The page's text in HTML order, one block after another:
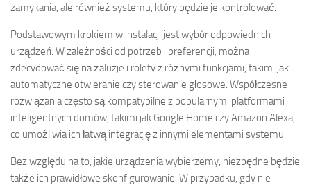
zamykania, ale również systemu, który będzie je kontrolować.
Podstawowym krokiem w instalacji jest wybór odpowiednich
urządzeń. W zależności od potrzeb i preferencji, można
zdecydować się na żaluzje i rolety z różnymi funkcjami, takimi jak
automatyczne otwieranie czy sterowanie głosowe. Współczesne
rozwiązania często są kompatybilne z popularnymi platformami
inteligentnych domów, takimi jak Google Home czy Amazon Alexa,
co umożliwia ich łatwą integrację z innymi elementami systemu.
Bez względu na to, jakie urządzenia wybierzemy, niezbędne będzie
także ich prawidłowe skonfigurowanie. W przypadku, gdy nie